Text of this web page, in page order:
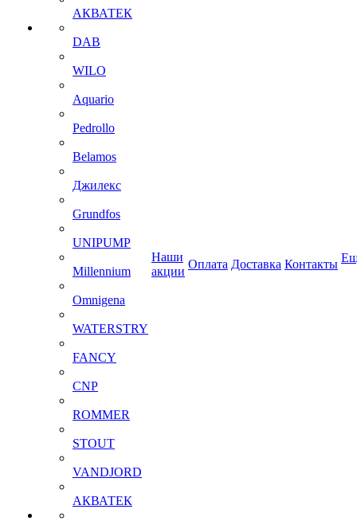
АКВАТЕК
DAB
WILO
Aquario
Pedrollo
Belamos
Джилекс
Grundfos
UNIPUMP
Millennium
Omnigena
WATERSTRY
FANCY
CNP
ROMMER
STOUT
VANDJORD
АКВАТЕК
Наши
акции
Оплата Доставка Контакты